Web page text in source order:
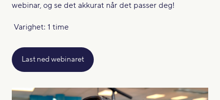
webinar, og se det akkurat når det passer deg!
Varighet: 1 time
Last ned webinaret